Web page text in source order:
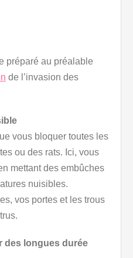
préparé au préalable
de l’invasion des
vous bloquer toutes les
ou des rats. Ici, vous
mettant des embûches
nuisibles.
vos portes et les trous
des longues durée